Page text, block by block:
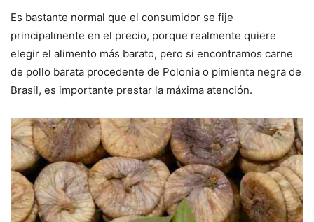
Es bastante normal que el consumidor se fije
principalmente en el precio, porque realmente quiere
elegir el alimento más barato, pero si encontramos carne
de pollo barata procedente de Polonia o pimienta negra de
Brasil, es importante prestar la máxima atención.